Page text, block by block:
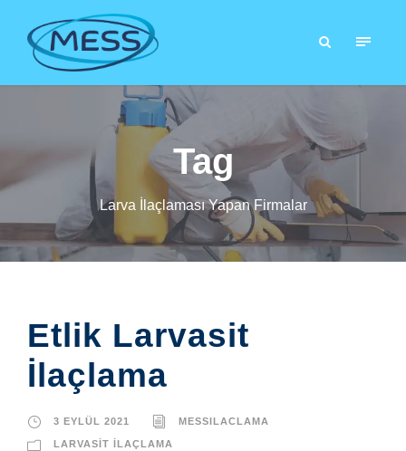
Tag
Larva İlaçlaması Yapan Firmalar
Etlik Larvasit
İlaçlama
3 EYLÜL 2021 MESSILACLAMA
LARVASIT İLAÇLAMA